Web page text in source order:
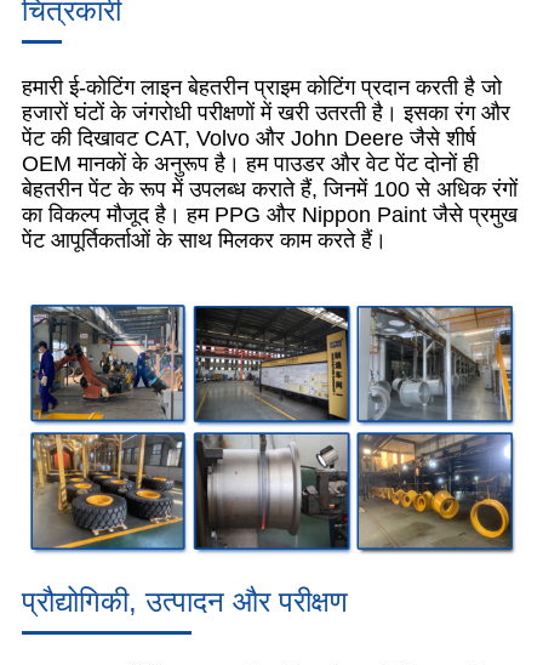
चित्रकारी
हमारी ई-कोटिंग लाइन बेहतरीन प्राइम कोटिंग प्रदान करती है जो
हजारों घंटों के जंगरोधी परीक्षणों में खरी उतरती है। इसका रंग और
पेंट की दिखावट CAT, Volvo और John Deere जैसे शीर्ष
OEM मानकों के अनुरूप है। हम पाउडर और वेट पेंट दोनों ही
बेहतरीन पेंट के रूप में उपलब्ध कराते हैं, जिनमें 100 से अधिक रंगों
का विकल्प मौजूद है। हम PPG और Nippon Paint जैसे प्रमुख
पेंट आपूर्तिकर्ताओं के साथ मिलकर काम करते हैं।
प्रौद्योगिकी, उत्पादन और परीक्षण